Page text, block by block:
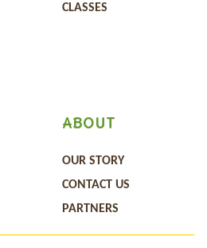
CLASSES
ABOUT
OUR STORY
CONTACT US
PARTNERS